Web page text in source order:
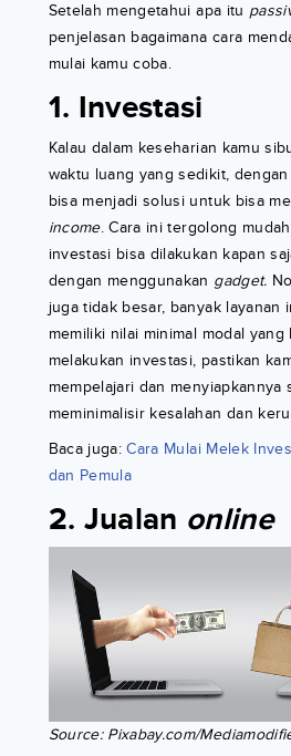
Setelah mengetahui apa itu
penjelasan bagaimana cara
mulai kamu coba.
1. Investasi
Kalau dalam keseharian kamu
waktu luang yang sedikit,
bisa menjadi solusi untuk bisa
income. Cara ini tergolong
investasi bisa dilakukan kapan
dengan menggunakan gadget.
juga tidak besar, banyak layanan
memiliki nilai minimal modal yang
melakukan investasi, pastikan
mempelajari dan
meminimalisir kesalahan dan
Baca juga:Cara Mulai Melek
dan Pemula
2. Jualan online
Source: Pixabay.com/